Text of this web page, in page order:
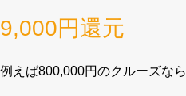
9,000円還元
例えば800,000円のクルーズなら